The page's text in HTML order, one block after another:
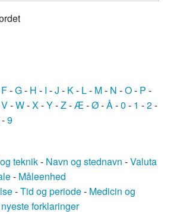
F-G- H - I -J - K- L- M- N -O- P -
V-W-X-Y-Z-Æ-Ø-Å-0 - 1 -2-
-9
teknik- Navn og stednavn -Valuta
- Måleenhed
-Tid og periode- Medicin og
forklaringer